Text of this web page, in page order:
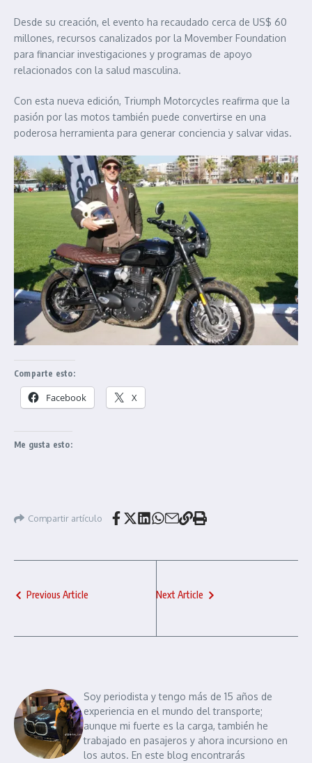
Desde su creación, el evento ha recaudado cerca de US$ 60
millones, recursos canalizados por la Movember Foundation
para financiar investigaciones y programas de apoyo
relacionados con la salud masculina.
Con esta nueva edición, Triumph Motorcycles reafirma que la
pasión por las motos también puede convertirse en una
poderosa herramienta para generar conciencia y salvar vidas.
Comparte esto:
Facebook X
Me gusta esto:
Compartir artículo
Previous Article Next Article
Soy periodista y tengo más de 15 años de
experiencia en el mundo del transporte;
aunque mi fuerte es la carga, también he
trabajado en pasajeros y ahora incursiono en
los autos. En este blog encontrarás